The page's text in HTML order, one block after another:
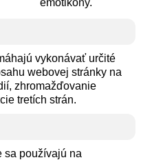
vykonávať určité
webovej stránky na
zhromažďovanie
tretích strán.
sa používajú na